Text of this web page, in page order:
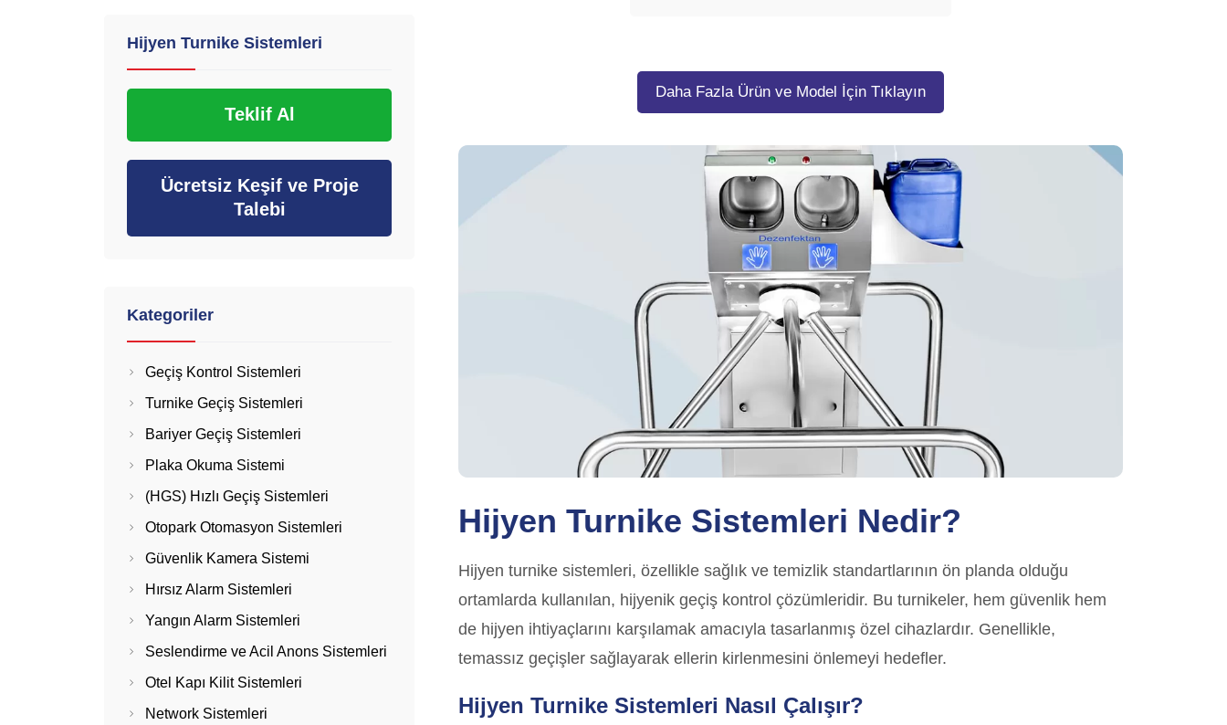
Hijyen Turnike Sistemleri
Teklif Al
Ücretsiz Keşif ve Proje
Talebi
Kategoriler
Geçiş Kontrol Sistemleri
Turnike Geçiş Sistemleri
Bariyer Geçiş Sistemleri
Plaka Okuma Sistemi
(HGS) Hızlı Geçiş Sistemleri
Otopark Otomasyon Sistemleri
Güvenlik Kamera Sistemi
Hırsız Alarm Sistemleri
Yangın Alarm Sistemleri
Seslendirme ve Acil Anons Sistemleri
Otel Kapı Kilit Sistemleri
Network Sistemleri
Daha Fazla Ürün ve Model İçin Tıklayın
Hijyen Turnike Sistemleri Nedir?
Hijyen turnike sistemleri, özellikle sağlık ve temizlik standartlarının ön planda olduğu
ortamlarda kullanılan, hijyenik geçiş kontrol çözümleridir. Bu turnikeler, hem güvenlik hem
de hijyen ihtiyaçlarını karşılamak amacıyla tasarlanmış özel cihazlardır. Genellikle,
temassız geçişler sağlayarak ellerin kirlenmesini önlemeyi hedefler.
Hijyen Turnike Sistemleri Nasıl Çalışır?